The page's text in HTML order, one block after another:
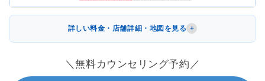
詳しい料金・店舗詳細・地図を見る
＼無料カウンセリング予約／